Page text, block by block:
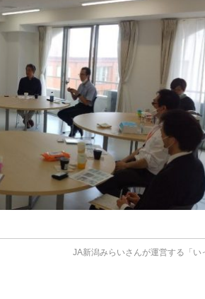
JA新潟みらいさんが運営する「い